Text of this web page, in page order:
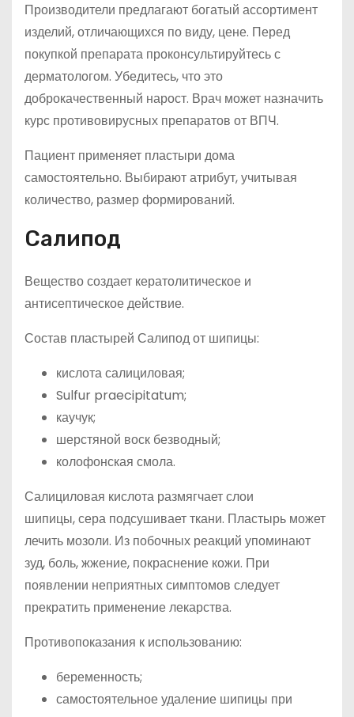
Производители предлагают богатый ассортимент
изделий, отличающихся по виду, цене. Перед
покупкой препарата проконсультируйтесь с
дерматологом. Убедитесь, что это
доброкачественный нарост. Врач может назначить
курс противовирусных препаратов от ВПЧ.
Пациент применяет пластыри дома
самостоятельно. Выбирают атрибут, учитывая
количество, размер формирований.
Салипод
Вещество создает кератолитическое и
антисептическое действие.
Состав пластырей Салипод от шипицы:
кислота салициловая;
Sulfur praecipitatum;
каучук;
шерстяной воск безводный;
колофонская смола.
Салициловая кислота размягчает слои
шипицы, сера подсушивает ткани. Пластырь может
лечить мозоли. Из побочных реакций упоминают
зуд, боль, жжение, покраснение кожи. При
появлении неприятных симптомов следует
прекратить применение лекарства.
Противопоказания к использованию:
беременность;
самостоятельное удаление шипицы при